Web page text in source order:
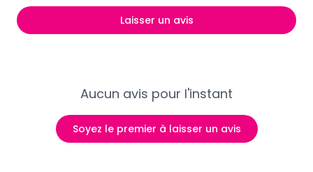
Aucun avis pour l'instant
Soyez le premier à laisser un avis
Laisser un avis